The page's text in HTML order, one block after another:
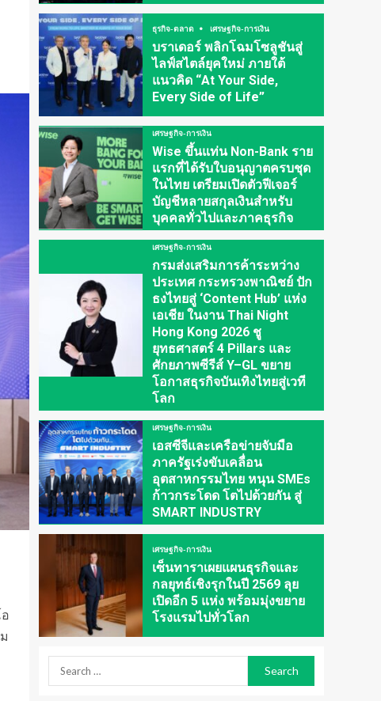
ธุรกิจ-ตลาด เศรษฐกิจ-การเงิน
บราเดอร์ พลิกโฉมโซลูชันสู่
ไลฟ์สไตล์ยุคใหม่ ภายใต้
แนวคิด “At Your Side,
Every Side of Life”
เศรษฐกิจ-การเงิน
Wise ขึ้นแท่น Non-Bank ราย
แรกที่ได้รับใบอนุญาตครบชุด
ในไทย เตรียมเปิดตัวฟีเจอร์
บัญชีหลายสกุลเงินสำหรับ
บุคคลทั่วไปและภาคธุรกิจ
เศรษฐกิจ-การเงิน
กรมส่งเสริมการค้าระหว่าง
ประเทศ กระทรวงพาณิชย์ ปัก
ธงไทยสู่ ‘Content Hub’ แห่ง
เอเชีย ในงาน Thai Night
Hong Kong 2026 ชู
ยุทธศาสตร์ 4 Pillars และ
ศักยภาพซีรีส์ Y–GL ขยาย
โอกาสธุรกิจบันเทิงไทยสู่เวที
โลก
เศรษฐกิจ-การเงิน
เอสซีจีและเครือข่ายจับมือ
ภาครัฐเร่งขับเคลื่อน
อุตสาหกรรมไทย หนุน SMEs
ก้าวกระโดด โตไปด้วยกัน สู่
SMART INDUSTRY
เศรษฐกิจ-การเงิน
เซ็นทาราเผยแผนธุรกิจและ
กลยุทธ์เชิงรุกในปี 2569 ลุย
เปิดอีก 5 แห่ง พร้อมมุ่งขยาย
โรงแรมไปทั่วโลก